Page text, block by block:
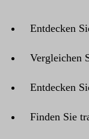
Entdecken
Vergleichen
Entdecken
Finden Sie